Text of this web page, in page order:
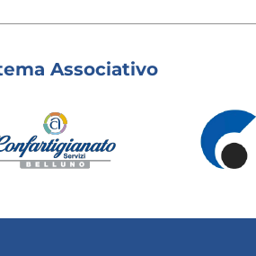
Associativo